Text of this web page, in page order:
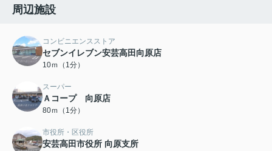
周辺施設
コンビニエンスストア
セブンイレブン安芸高田向原店
10ｍ（1分）
スーパー
Ａコープ 向原店
80ｍ（1分）
市役所・区役所
安芸高田市役所 向原支所